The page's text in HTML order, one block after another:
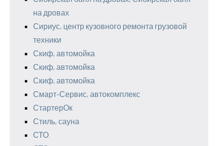
на дровах
Сириус, центр кузовного ремонта грузовой
техники
Скиф, автомойка
Скиф, автомойка
Скиф, автомойка
Смарт-Сервис, автокомплекс
СтартерОк
Стиль, сауна
СТО